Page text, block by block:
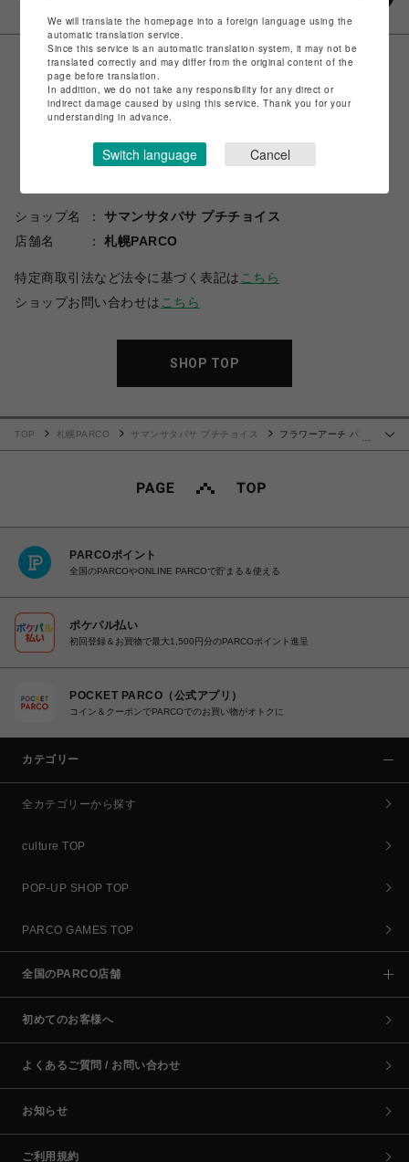
ショップ名
サマンサタバサ プチチョイス
店舗名
札幌PARCO
特定商取引法など法令に基づく表記は こちら
ショップお問い合わせは こちら
SHOP TOP
…
TOP 札幌PARCO サマンサタバサ プチチョイス
フラワーアーチ パス
PARCOポイント
全国のPARCOやONLINE PARCOで貯まる＆使える
ポケパル払い
初回登録＆お買物で最大1,500円分のPARCOポイント進呈
POCKET PARCO（公式アプリ）
コイン＆クーポンでPARCOでのお買い物がオトクに
カテゴリー
全カテゴリーから探す
culture TOP
POP-UP SHOP TOP
PARCO GAMES TOP
全国のPARCO店舗
初めてのお客様へ
よくあるご質問 / お問い合わせ
お知らせ
ご利用規約
We will translate the homepage into a foreign language using the
automatic translation service.
Since this service is an automatic translation system, it may not be
translated correctly and may differ from the original content of the
page before translation.
In addition, we do not take any responsibility for any direct or
indirect damage caused by using this service. Thank you for your
understanding in advance.
Switch language Cancel